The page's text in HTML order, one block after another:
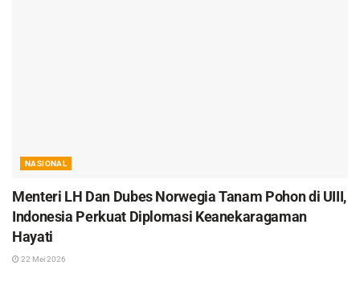
NASIONAL
Menteri LH Dan Dubes Norwegia Tanam Pohon di UIII,
Indonesia Perkuat Diplomasi Keanekaragaman
Hayati
22 Mei 2026